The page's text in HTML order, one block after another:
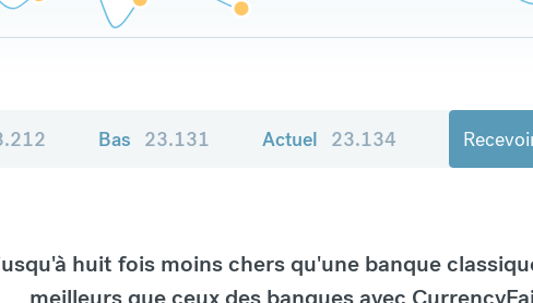
Bas 23.131 Actuel 23.134
huit fois moins chers qu'une banque
meilleurs que ceux des banques avec